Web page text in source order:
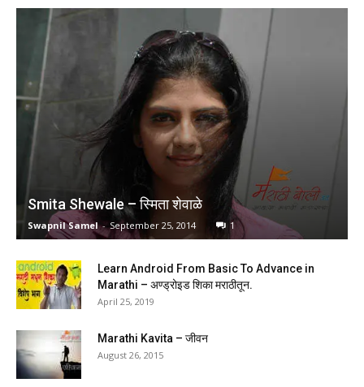
Smita Shewale – स्मिता शेवाळे
Swapnil Samel - September 25, 2014 1
Learn Android From Basic To Advance in
Marathi – अण्ड्रोइड शिका मराठीतून.
April 25, 2019
Marathi Kavita – जीवन
August 26, 2015